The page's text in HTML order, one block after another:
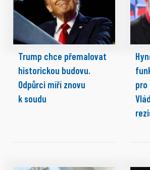
Trump chce přemalovat
historickou budovu.
Odpůrci míří znovu
k soudu
pro